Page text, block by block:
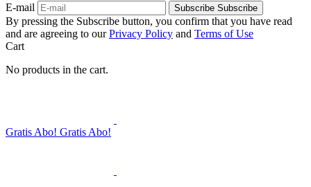
E-mail Subscribe Subscribe
By pressing the Subscribe button, you confirm that you have read
and are agreeing to ourPrivacy Policy and Terms of Use
Cart
No products in the cart.
Gratis Abo! Gratis Abo!